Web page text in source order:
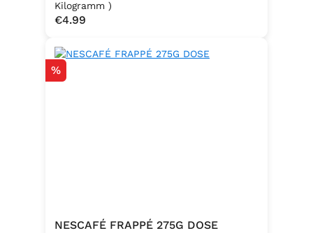
FrischhefeZutaten: Trockenbackhefe,
Emulgator Sorbitanmonostearat
Kilogramm )
Regular price:
€4.99
Discount
%
NESCAFÉ FRAPPÉ 275G DOSE